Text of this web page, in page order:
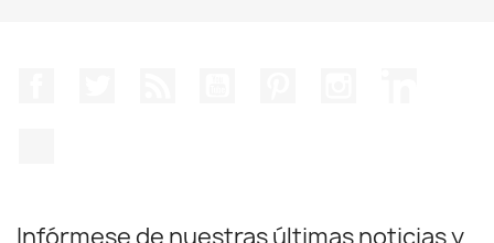
Infórmese de nuestras últimas noticias y